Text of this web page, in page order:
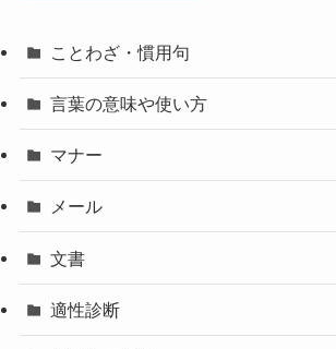
ことわざ・慣用句
言葉の意味や使い方
マナー
メール
文書
適性診断